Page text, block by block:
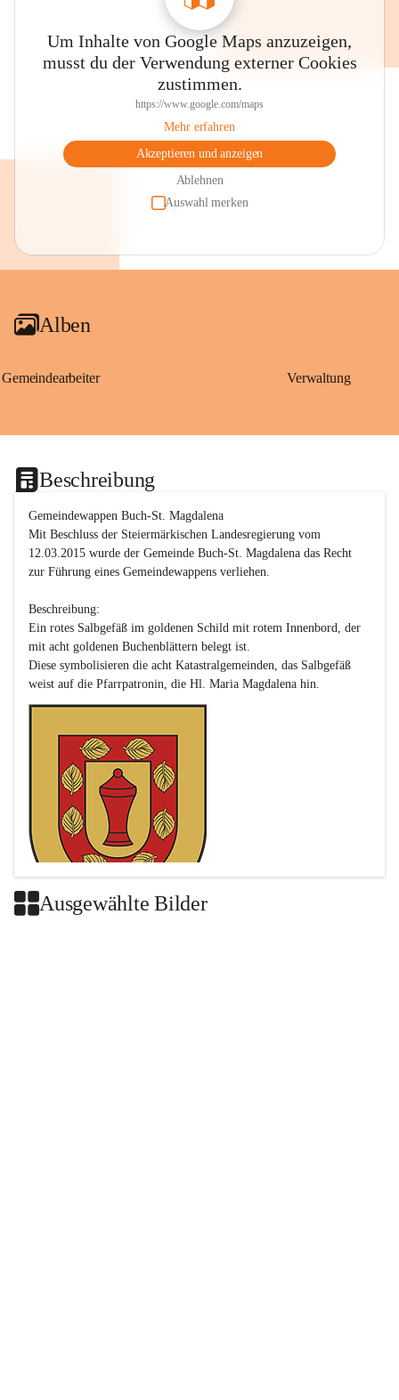
Um Inhalte von Google Maps anzuzeigen,
musst du der Verwendung externer Cookies
zustimmen.
https://www.google.com/maps
Mehr erfahren
Akzeptieren und anzeigen
Ablehnen
Auswahl merken
Alben
Gemeindearbeiter Verwaltung
Beschreibung
Gemeindewappen Buch-St. Magdalena
Mit Beschluss der Steiermärkischen Landesregierung vom
12.03.2015 wurde der Gemeinde Buch-St. Magdalena das Recht
zur Führung eines Gemeindewappens verliehen.
Beschreibung:
Ein rotes Salbgefäß im goldenen Schild mit rotem Innenbord, der
mit acht goldenen Buchenblättern belegt ist.
Diese symbolisieren die acht Katastralgemeinden, das Salbgefäß
Ausgewählte Bilder